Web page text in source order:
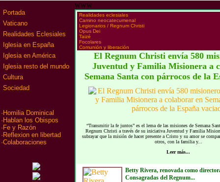
Portada
Vaticano
Realidades Eclesiales
Iglesia en España
Iglesia en América
Iglesia resto del mundo
Cultura
Sociedad
· Homilia Dominical
· Hablan los Obispos
· Fe y Razón
· Reflexion en libertad
·Colaboraciones
www
·Realidades eclesiales
·Camino neocatecumenal
·Legionarios / Regnum Christi
·Opus Dei
·Taizé
·Focolares
·Comunión y liberación
El Regnum Christi envía 580
Juventud y Familia Misionera a
Semana Santa con párrocos de la
“Transmitir la fe juntos” es el lema de las misiones de Semana
Regnum Christi a través de su iniciativa Juventud y Familia
subrayar que la misión de hacer presente a Cristo y su amor se
otros, con la familia y...
Leer más...
Betty Rivera, renovada como
Consagradas del Regnum...